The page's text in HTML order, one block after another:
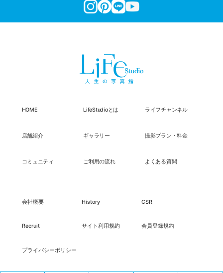
HOME LifeStudioとは ライフチャンネル
店舗紹介 ギャラリー 撮影プラン・料金
コミュニティ ご利用の流れ よくある質問
会社概要 History CSR
Recruit サイト利用規約 会員登録規約
プライバシーポリシー